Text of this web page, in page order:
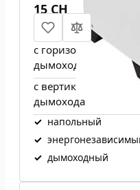
15 СН
с горизонтальным
дымохода
с вертикальным
дымохода
✓ напольный
✓
✓ дымоходный